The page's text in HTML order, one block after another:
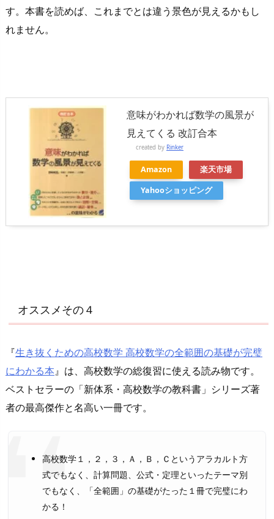
す。本書を読めば、これまでとは違う景色が見えるかもし
れません。
意味がわかれば数学の風景が
見えてくる 改訂合本
created by Rinker
Amazon
楽天市場
Yahooショッピング
オススメその４
『生き抜くための高校数学 高校数学の全範囲の基礎が完璧
にわかる本』は、高校数学の総復習に使える読み物です。
ベストセラーの「新体系・高校数学の教科書」シリーズ著
者の最高傑作と名高い一冊です。
高校数学１，２，３，Ａ，Ｂ，Ｃというアラカルト方
式でもなく、計算問題、公式・定理といったテーマ別
でもなく、「全範囲」の基礎がたった１冊で完璧にわ
かる！